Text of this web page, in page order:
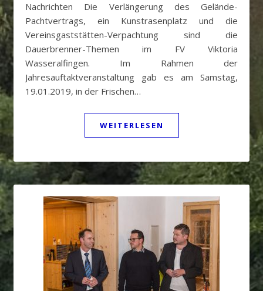
Nachrichten Die Verlängerung des Gelände-
Pachtvertrags, ein Kunstrasenplatz und die
Vereinsgaststätten-Verpachtung sind die
Dauerbrenner-Themen im FV Viktoria
Wasseralfingen. Im Rahmen der
Jahresauftaktveranstaltung gab es am Samstag,
19.01.2019, in der Frischen…
WEITERLESEN